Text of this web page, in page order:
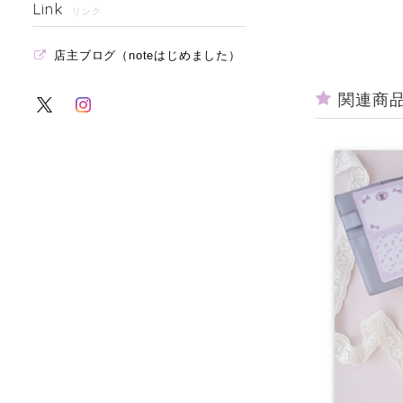
Link リンク
店主ブログ（noteはじめました）
関連商